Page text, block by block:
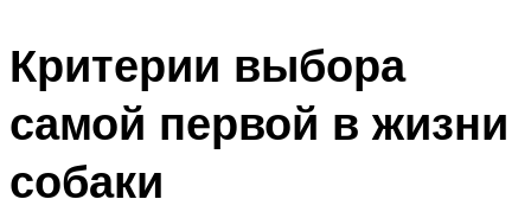
Критерии выбора
самой первой в жизни
собаки